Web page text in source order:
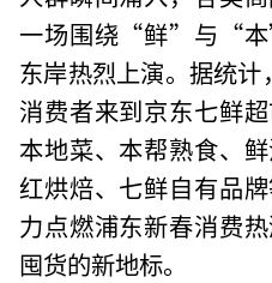
一场围绕“鲜”与“本
东岸热烈上演。据统
消费者来到京东七鲜
本地菜、本帮熟食、
红烘焙、七鲜自有品
力点燃浦东新春消费
囤货的新地标。